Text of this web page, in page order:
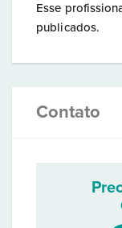
Esse
publicados.
Contato